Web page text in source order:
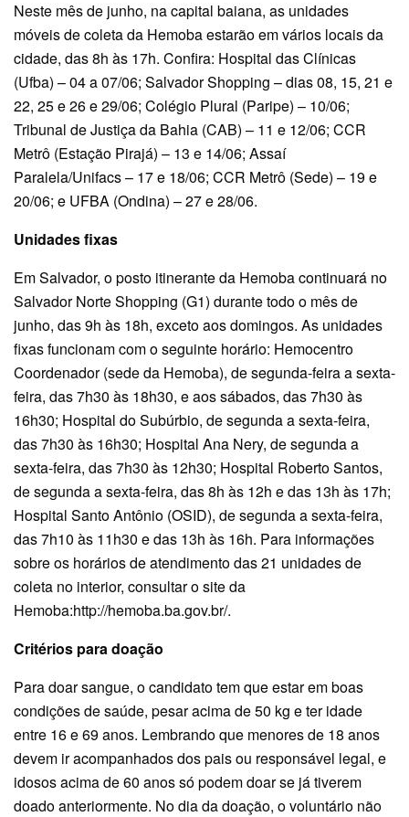
Neste mês de junho, na capital baiana, as unidades
móveis de coleta da Hemoba estarão em vários locais da
cidade, das 8h às 17h. Confira: Hospital das Clínicas
(Ufba) – 04 a 07/06; Salvador Shopping – dias 08, 15, 21 e
22, 25 e 26 e 29/06; Colégio Plural (Paripe) – 10/06;
Tribunal de Justiça da Bahia (CAB) – 11 e 12/06; CCR
Metrô (Estação Pirajá) – 13 e 14/06; Assaí
Paralela/Unifacs – 17 e 18/06; CCR Metrô (Sede) – 19 e
20/06; e UFBA (Ondina) – 27 e 28/06.
Unidades fixas
Em Salvador, o posto itinerante da Hemoba continuará no
Salvador Norte Shopping (G1) durante todo o mês de
junho, das 9h às 18h, exceto aos domingos. As unidades
fixas funcionam com o seguinte horário: Hemocentro
Coordenador (sede da Hemoba), de segunda-feira a sexta-
feira, das 7h30 às 18h30, e aos sábados, das 7h30 às
16h30; Hospital do Subúrbio, de segunda a sexta-feira,
das 7h30 às 16h30; Hospital Ana Nery, de segunda a
sexta-feira, das 7h30 às 12h30; Hospital Roberto Santos,
de segunda a sexta-feira, das 8h às 12h e das 13h às 17h;
Hospital Santo Antônio (OSID), de segunda a sexta-feira,
das 7h10 às 11h30 e das 13h às 16h. Para informações
sobre os horários de atendimento das 21 unidades de
coleta no interior, consultar o site da
Hemoba:http://hemoba.ba.gov.br/.
Critérios para doação
Para doar sangue, o candidato tem que estar em boas
condições de saúde, pesar acima de 50 kg e ter idade
entre 16 e 69 anos. Lembrando que menores de 18 anos
devem ir acompanhados dos pais ou responsável legal, e
idosos acima de 60 anos só podem doar se já tiverem
doado anteriormente. No dia da doação, o voluntário não